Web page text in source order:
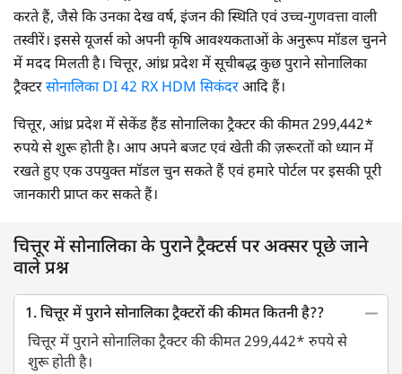
करते हैं, जैसे कि उनका देख वर्ष, इंजन की स्थिति एवं उच्च-गुणवत्ता वाली
तस्वीरें। इससे यूजर्स को अपनी कृषि आवश्यकताओं के अनुरूप मॉडल चुनने
में मदद मिलती है। चित्तूर, आंध्र प्रदेश में सूचीबद्ध कुछ पुराने सोनालिका
ट्रैक्टरसोनालिका DI 42 RX HDM सिकंदरआदि हैं।
चित्तूर, आंध्र प्रदेश में सेकेंड हैंड सोनालिका ट्रैक्टर की कीमत 299,442*
रुपये से शुरू होती है। आप अपने बजट एवं खेती की ज़रूरतों को ध्यान में
रखते हुए एक उपयुक्त मॉडल चुन सकते हैं एवं हमारे पोर्टल पर इसकी पूरी
जानकारी प्राप्त कर सकते हैं।
चित्तूर में सोनालिका के पुराने ट्रैक्टर्स पर अक्सर पूछे जाने
वाले प्रश्न
1. चित्तूर में पुराने सोनालिका ट्रैक्टरों की कीमत कितनी है??
चित्तूर में पुराने सोनालिका ट्रैक्टर की कीमत 299,442* रुपये से
शुरू होती है।